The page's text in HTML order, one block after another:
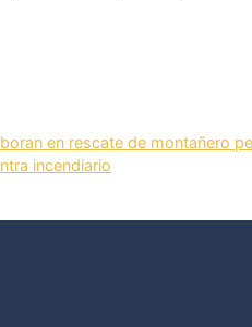
en rescate de montañero
incendiario